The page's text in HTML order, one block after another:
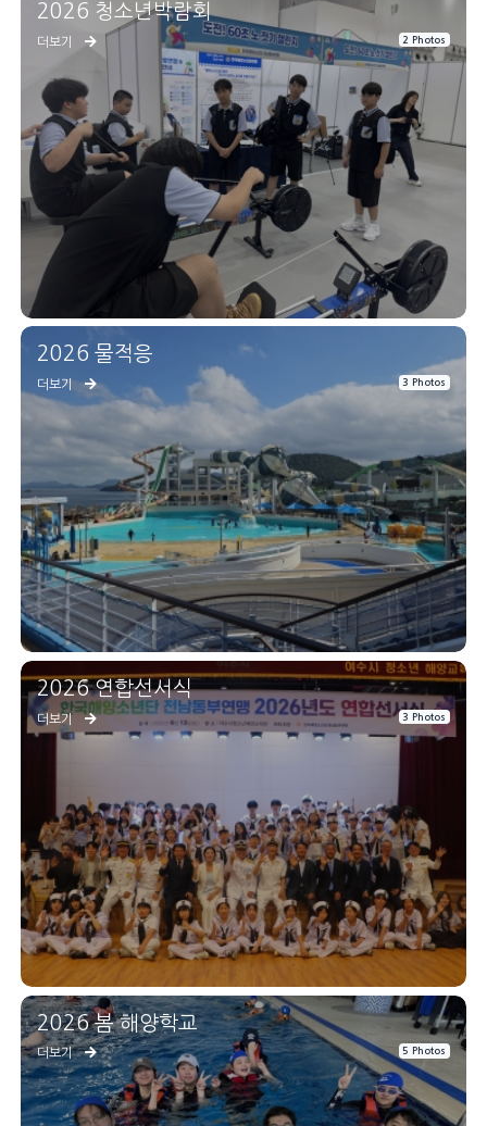
2026 청소년박람회
더보기 2 Photos
2026 물적응
더보기 3 Photos
2026 연합선서식
더보기 3 Photos
2026 봄 해양학교
더보기 5 Photos